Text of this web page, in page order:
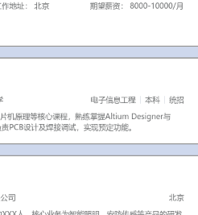
司，团队规模约XXX人，核心业务为